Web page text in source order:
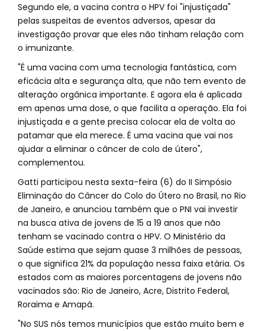
Segundo ele, a vacina contra o HPV foi "injustiçada"
pelas suspeitas de eventos adversos, apesar da
investigação provar que eles não tinham relação com
o imunizante.
"É uma vacina com uma tecnologia fantástica, com
eficácia alta e segurança alta, que não tem evento de
alteração orgânica importante. E agora ela é aplicada
em apenas uma dose, o que facilita a operação. Ela foi
injustiçada e a gente precisa colocar ela de volta ao
patamar que ela merece. É uma vacina que vai nos
ajudar a eliminar o câncer de colo de útero",
complementou.
Gatti participou nesta sexta-feira (6) do II Simpósio
Eliminação do Câncer do Colo do Útero no Brasil, no Rio
de Janeiro, e anunciou também que o PNI vai investir
na busca ativa de jovens de 15 a 19 anos que não
tenham se vacinado contra o HPV. O Ministério da
Saúde estima que sejam quase 3 milhões de pessoas,
o que significa 21% da população nessa faixa etária. Os
estados com as maiores porcentagens de jovens não
vacinados são: Rio de Janeiro, Acre, Distrito Federal,
Roraima e Amapá.
"No SUS nós temos municípios que estão muito bem e